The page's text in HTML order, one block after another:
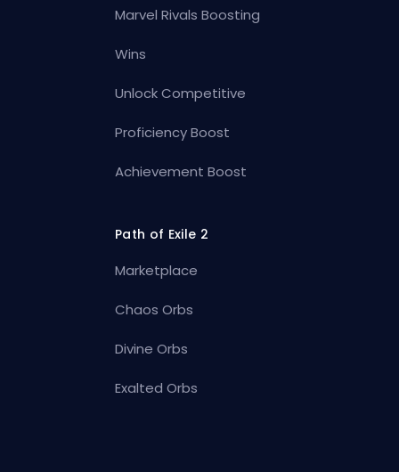
Marvel Rivals Boosting
Wins
Unlock Competitive
Proficiency Boost
Achievement Boost
Path of Exile 2
Marketplace
Chaos Orbs
Divine Orbs
Exalted Orbs